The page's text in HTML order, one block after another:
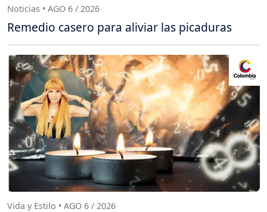
Noticias • AGO 6 / 2026
Remedio casero para aliviar las picaduras
Vida y Estilo • AGO 6 / 2026